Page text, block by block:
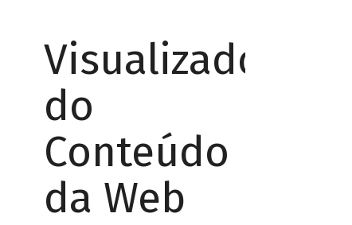
Visualizador
do
Conteúdo
da Web